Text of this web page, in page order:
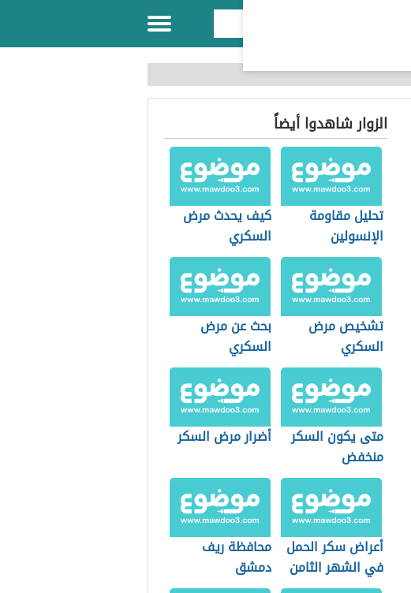
الزوار شاهدوا أيضاً
تحليل مقاومة
الإنسولين
كيف يحدث مرض
السكري
تشخيص مرض
السكري
بحث عن مرض
السكري
متى يكون السكر
منخفض
أضرار مرض السكر
أعراض سكر الحمل
في الشهر الثامن
محافظة ريف
دمشق